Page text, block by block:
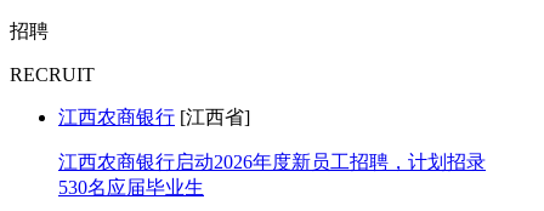
招聘
RECRUIT
江西农商银行 [江西省]
江西农商银行启动2026年度新员工招聘，计划招录
530名应届毕业生